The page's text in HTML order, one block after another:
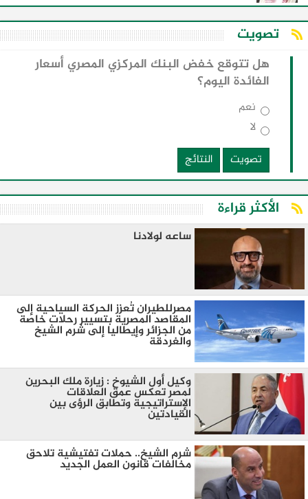
تصويت
هل تتوقع خفض البنك المركزي المصري أسعار
الفائدة اليوم؟
نعم
لا
تصويت
النتائج
الأكثر قراءة
ساعه لولادنا
مصرللطيران تُعزز الحركة السياحية إلى
المقاصد المصرية بتسيير رحلات خاصة
من الجزائر وإيطاليا إلى شرم الشيخ
والغردقة
وكيل أول الشيوخ : زيارة ملك البحرين
لمصر تعكس عمق العلاقات
الإستراتيجية وتطابق الرؤى بين
القيادتين
شرم الشيخ.. حملات تفتيشية تلاحق
مخالفات قانون العمل الجديد